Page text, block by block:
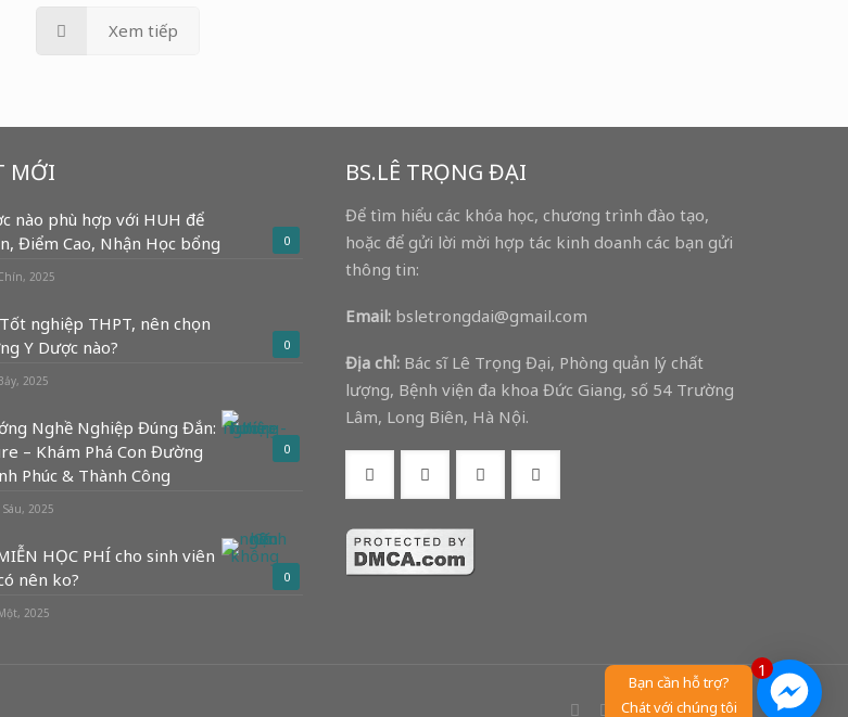
Xem tiếp
MỚI
0
nào phù hợp với HUH để
Điểm Cao, Nhận Học bổng
2025
0
nghiệp THPT, nên chọn
Y Dược nào?
2025
0
Nghề Nghiệp Đúng Đắn:
– Khám Phá Con Đường
Phúc & Thành Công
2025
0
HỌC PHÍ cho sinh viên
nên ko?
2025
BS.LÊ TRỌNG ĐẠI
Để tìm hiểu các khóa học, chương trình đào tạo,
hoặc để gửi lời mời hợp tác kinh doanh các bạn gửi
thông tin:
Email:bsletrongdai@gmail.com
Địa chỉ: Bác sĩ Lê Trọng Đại, Phòng quản lý chất
lượng, Bệnh viện đa khoa Đức Giang, số 54 Trường
Lâm, Long Biên, Hà Nội.
1
Bạn cần hỗ trợ?
Chát với chúng tôi